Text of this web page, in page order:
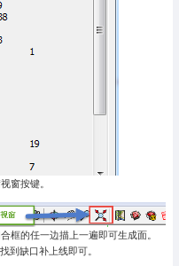
窗按键。
的任一边描上一遍即可生成面。
到缺口补上线即可。